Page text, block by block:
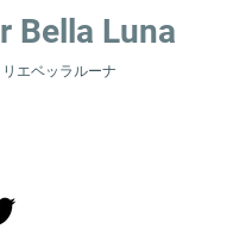
Bella Luna
リエベッラルーナ